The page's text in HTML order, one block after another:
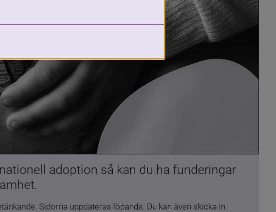
adoption så kan du ha funderingar
Sidorna uppdateras löpande. Du kan även skicka in